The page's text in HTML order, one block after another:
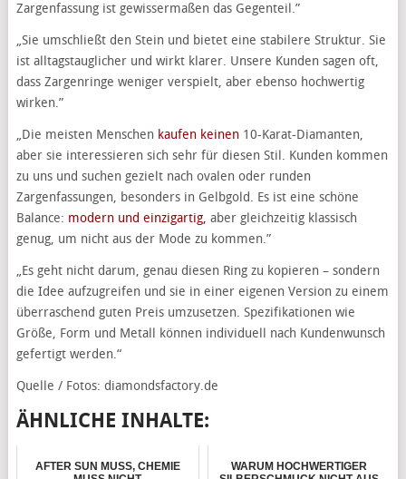
Zargenfassung ist gewissermaßen das Gegenteil.”
„Sie umschließt den Stein und bietet eine stabilere Struktur. Sie
ist alltagstauglicher und wirkt klarer. Unsere Kunden sagen oft,
dass Zargenringe weniger verspielt, aber ebenso hochwertig
wirken.”
„Die meisten Menschen kaufen keinen10-Karat-Diamanten,
aber sie interessieren sich sehr für diesen Stil. Kunden kommen
zu uns und suchen gezielt nach ovalen oder runden
Zargenfassungen, besonders in Gelbgold. Es ist eine schöne
Balance: modern und einzigartig, aber gleichzeitig klassisch
genug, um nicht aus der Mode zu kommen.”
„Es geht nicht darum, genau diesen Ring zu kopieren – sondern
die Idee aufzugreifen und sie in einer eigenen Version zu einem
überraschend guten Preis umzusetzen. Spezifikationen wie
Größe, Form und Metall können individuell nach Kundenwunsch
gefertigt werden.“
Quelle / Fotos: diamondsfactory.de
ÄHNLICHE INHALTE:
AFTER SUN MUSS, CHEMIE
WARUM HOCHWERTIGER